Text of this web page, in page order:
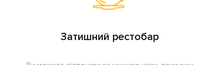
Затишний рестобар